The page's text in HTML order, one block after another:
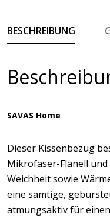
BESCHREIBUNG
SAVAS Home
Dieser Kissenbezug
Mikrofaser-Flanell
Weichheit sowie
eine samtige,
atmungsaktiv für